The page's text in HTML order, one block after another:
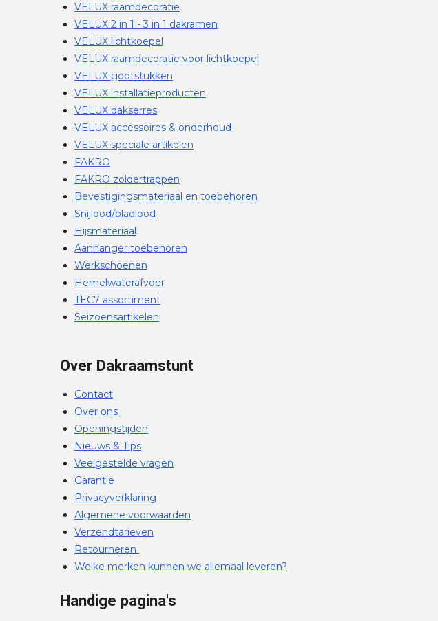
VELUX raamdecoratie
VELUX 2 in 1 - 3 in 1 dakramen
VELUX lichtkoepel
VELUX raamdecoratie voor lichtkoepel
VELUX gootstukken
VELUX installatieproducten
VELUX dakserres
VELUX accessoires & onderhoud
VELUX speciale artikelen
FAKRO
FAKRO zoldertrappen
Bevestigingsmateriaal en toebehoren
Snijlood/bladlood
Hijsmateriaal
Aanhanger toebehoren
Werkschoenen
Hemelwaterafvoer
TEC7 assortiment
Seizoensartikelen
Over Dakraamstunt
Contact
Over ons
Openingstijden
Nieuws & Tips
Veelgestelde vragen
Garantie
Privacyverklaring
Algemene voorwaarden
Verzendtarieven
Retourneren
Welke merken kunnen we allemaal leveren?
Handige pagina's